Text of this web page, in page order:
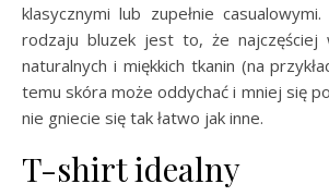
klasycznymi lub zupełnie
rodzaju bluzek jest to, że najczęściej
naturalnych i miękkich tkanin (na
temu skóra może oddychać i mniej się
nie gniecie się tak łatwo jak inne.
T-shirt idealny